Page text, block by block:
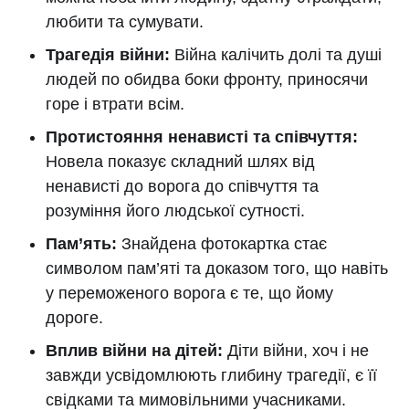
любити та сумувати.
Трагедія війни: Війна калічить долі та душі
людей по обидва боки фронту, приносячи
горе і втрати всім.
Протистояння ненависті та співчуття:
Новела показує складний шлях від
ненависті до ворога до співчуття та
розуміння його людської сутності.
Пам’ять: Знайдена фотокартка стає
символом пам’яті та доказом того, що навіть
у переможеного ворога є те, що йому
дороге.
Вплив війни на дітей: Діти війни, хоч і не
завжди усвідомлюють глибину трагедії, є її
свідками та мимовільними учасниками.